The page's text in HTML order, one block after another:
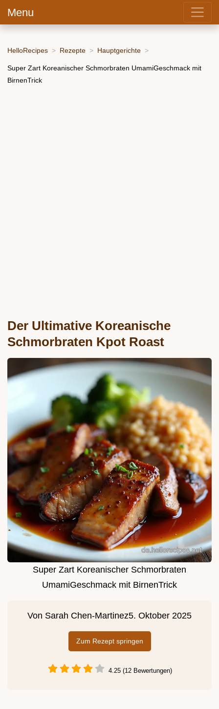
Menu
HelloRecipes Rezepte Hauptgerichte
Super Zart Koreanischer Schmorbraten UmamiGeschmack mit
BirnenTrick
Der Ultimative Koreanische
Schmorbraten Kpot Roast
Super Zart Koreanischer Schmorbraten
UmamiGeschmack mit BirnenTrick
Von Sarah Chen-Martinez5. Oktober 2025
Zum Rezept springen
4.25 (12 Bewertungen)